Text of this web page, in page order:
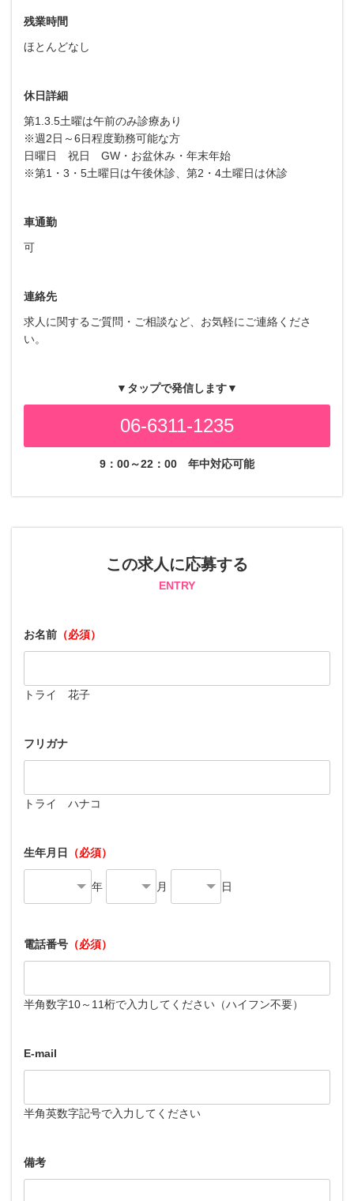
残業時間
ほとんどなし
休日詳細
第1.3.5土曜は午前のみ診療あり
※週2日～6日程度勤務可能な方
日曜日 祝日 GW・お盆休み・年末年始
※第1・3・5土曜日は午後休診、第2・4土曜日は休診
車通勤
可
連絡先
求人に関するご質問・ご相談など、お気軽にご連絡くださ
い。
▼タップで発信します▼
06-6311-1235
9：00～22：00 年中対応可能
この求人に応募する
ENTRY
お名前 （必須）
トライ 花子
フリガナ
トライ ハナコ
生年月日 （必須）
年 月 日
電話番号 （必須）
半角数字10～11桁で入力してください（ハイフン不要）
E-mail
半角英数字記号で入力してください
備考